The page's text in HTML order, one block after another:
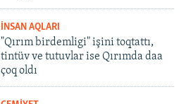
İNSAN AQLARI
"Qırım birdemligi" işini toqtattı,
tintüv ve tutuvlar ise Qırımda daa
çoq oldı